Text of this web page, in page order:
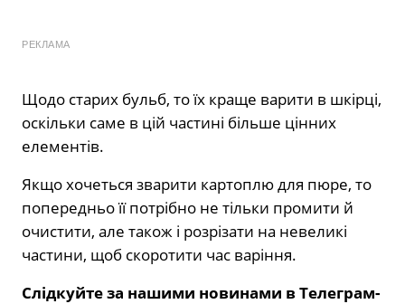
РЕКЛАМА
Щодо старих бульб, то їх краще варити в шкірці,
оскільки саме в цій частині більше цінних
елементів.
Якщо хочеться зварити картоплю для пюре, то
попередньо її потрібно не тільки промити й
очистити, але також і розрізати на невеликі
частини, щоб скоротити час варіння.
Слідкуйте за нашими новинами в Телеграм-